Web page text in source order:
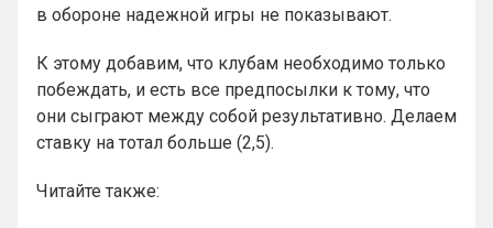
в обороне надежной игры не показывают.
К этому добавим, что клубам необходимо только
побеждать, и есть все предпосылки к тому, что
они сыграют между собой результативно. Делаем
ставку на тотал больше (2,5).
Читайте также: